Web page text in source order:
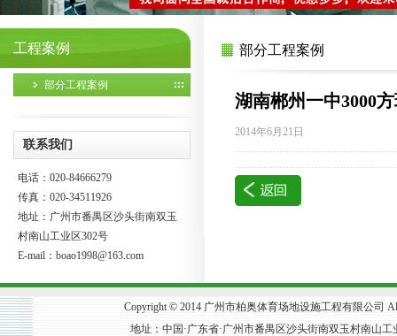
工程案例
部分工程案例
联系我们
电话：020-84666279
传真：020-34511926
地址：广州市番禺区沙头街南双玉
村南山工业区302号
E-mail： boao1998@163.com
部分工程案例
湖南郴州一中3000
2014年6月21日
Copyright © 2014 广州市柏奥体育场地设施工程有限公司
地址：中国·广东省·广州市番禺区沙头街南双玉村南山工